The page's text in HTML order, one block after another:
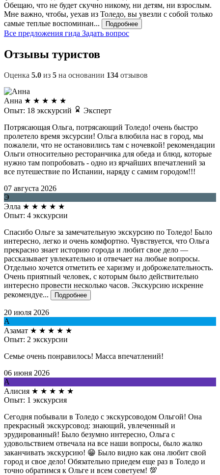
Обещаю, что не будет скучно никому, ни детям, ни взрослым.
Мне важно, чтобы, уехав из Толедо, вы увезли с собой только
самые теплые воспоминан...
Подробнее
Все предложения гида Задать вопрос
Отзывы туристов
Оценка 5.0 из 5 на основании 134 отзывов
Анна ★ ★ ★ ★ ★
Опыт: 18 экскурсий
Эксперт
Потрясающая Ольга, потрясающий Толедо! очень быстро
пролетело время эксурсии! Ольга влюбила нас в город, мы
пожалели, что не остановились там с ночевкой! рекомендации
Ольги относительно ресторанчика для обеда и блюд, которые
нужно там попробовать - одно из ярчайших впечатлений за
все путешествие по Испании, наряду с самим городом!!!
07 августа 2026
Э
Элла ★ ★ ★ ★ ★
Опыт: 4 экскурсии
Спасибо Ольге за замечательную экскурсию по Толедо! Было
интересно, легко и очень комфортно. Чувствуется, что Ольга
прекрасно знает историю города и любит свое дело —
рассказывает увлекательно и отвечает на любые вопросы.
Отдельно хочется отметить ее харизму и доброжелательность.
Очень приятный человек, с которым было действительно
интересно провести несколько часов. Экскурсию искренне
рекомендуе...
Подробнее
20 июля 2026
А
Азамат ★ ★ ★ ★ ★
Опыт: 2 экскурсии
Семье очень понравилось! Масса впечатлений!
06 июня 2026
А
Алисия ★ ★ ★ ★ ★
Опыт: 1 экскурсия
Сегодня побывали в Толедо с экскурсоводом Ольгой! Она
прекрасный экскурсовод: знающий, увлеченный и
эрудированный! Было безумно интересно, Ольга с
удовольствием отвечала на все наши вопросы, было жалко
заканчивать экскурсию! 😁 Было видно как она любит свой
город и свое дело! Обязательно приедем еще раз в Толедо и
точно обратимся к Ольге и всем советуем! 💯